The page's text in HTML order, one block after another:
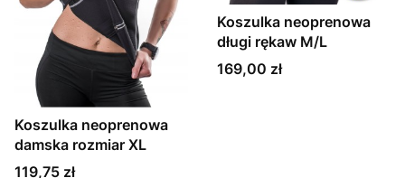
Koszulka neoprenowa
damska rozmiar XL
Cena
119,75 zł
Koszulka neoprenowa
długi rękaw M/L
Cena
169,00 zł